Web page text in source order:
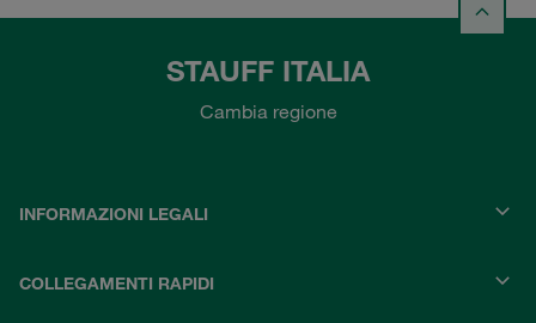
STAUFF ITALIA
Cambia regione
INFORMAZIONI LEGALI
COLLEGAMENTI RAPIDI